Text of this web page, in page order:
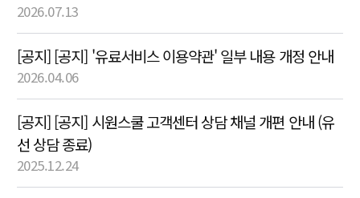
2026.07.13
[공지] [공지] '유료서비스 이용약관' 일부 내용 개정 안내
2026.04.06
[공지] [공지] 시원스쿨 고객센터 상담 채널 개편 안내 (유
선 상담 종료)
2025.12.24